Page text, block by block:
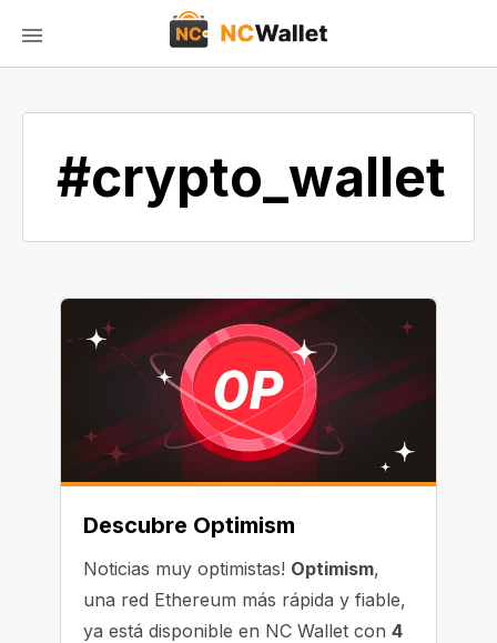
#crypto_wallet
Descubre Optimism
Noticias muy optimistas! Optimism,
una red Ethereum más rápida y fiable,
ya está disponible en NC Wallet con 4